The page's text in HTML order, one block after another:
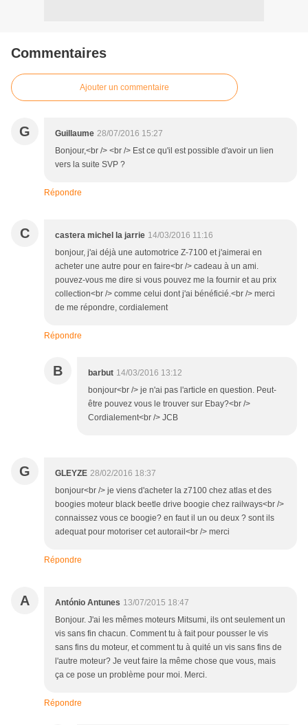
Commentaires
Ajouter un commentaire
G Guillaume 28/07/2016 15:27
Bonjour,<br /> <br /> Est ce qu'il est possible d'avoir un lien
vers la suite SVP ?
Répondre
C castera michel la jarrie 14/03/2016 11:16
bonjour, j'ai déjà une automotrice Z-7100 et j'aimerai en
acheter une autre pour en faire<br /> cadeau à un ami.
pouvez-vous me dire si vous pouvez me la fournir et au prix
collection<br /> comme celui dont j'ai bénéficié.<br /> merci
de me répondre, cordialement
Répondre
B barbut 14/03/2016 13:12
bonjour<br /> je n'ai pas l'article en question. Peut-
être pouvez vous le trouver sur Ebay?<br />
Cordialement<br /> JCB
G GLEYZE 28/02/2016 18:37
bonjour<br /> je viens d'acheter la z7100 chez atlas et des
boogies moteur black beetle drive boogie chez railways<br />
connaissez vous ce boogie? en faut il un ou deux ? sont ils
adequat pour motoriser cet autorail<br /> merci
Répondre
A António Antunes 13/07/2015 18:47
Bonjour. J'ai les mêmes moteurs Mitsumi, ils ont seulement un
vis sans fin chacun. Comment tu à fait pour pousser le vis
sans fins du moteur, et comment tu à quité un vis sans fins de
l'autre moteur? Je veut faire la même chose que vous, mais
ça ce pose un problème pour moi. Merci.
Répondre